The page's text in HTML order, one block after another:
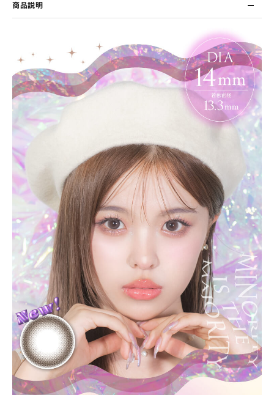
商品説明